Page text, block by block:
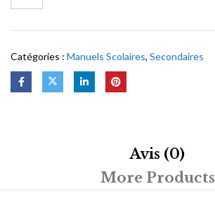
Catégories : Manuels Scolaires, Secondaires
Avis (0)
More Products